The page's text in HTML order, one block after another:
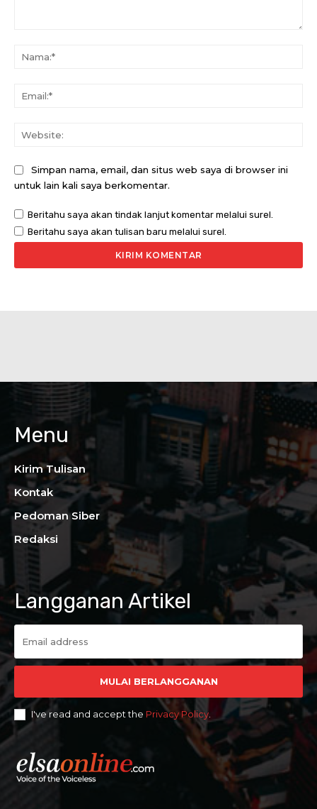
Simpan nama, email, dan situs web saya di browser ini
untuk lain kali saya berkomentar.
Beritahu saya akan tindak lanjut komentar melalui surel.
Beritahu saya akan tulisan baru melalui surel.
Langganan Artikel
MULAI BERLANGGANAN
I've read and accept the Privacy Policy
Menu
Kirim Tulisan
Kontak
Pedoman Siber
Redaksi